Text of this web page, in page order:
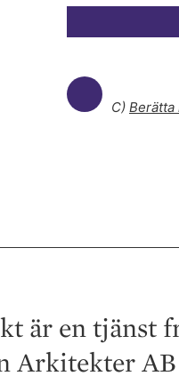
C) Berätta
är en tjänst
Arkitekter